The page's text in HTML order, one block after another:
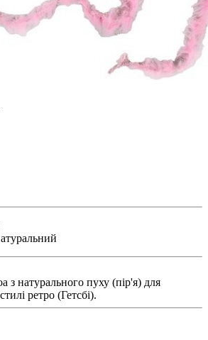
з натурального пуху (пір'я) для
ретро (Гетсбі).